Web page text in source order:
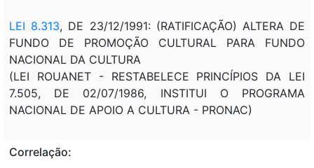
LEI 8.313, DE 23/12/1991: (RATIFICAÇÃO) ALTERA DE
FUNDO DE PROMOÇÃO CULTURAL PARA FUNDO
NACIONAL DA CULTURA
(LEI ROUANET - RESTABELECE PRINCÍPIOS DA LEI
7.505, DE 02/07/1986, INSTITUI O PROGRAMA
NACIONAL DE APOIO A CULTURA - PRONAC)
Correlação: